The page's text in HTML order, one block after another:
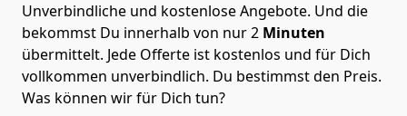
Unverbindliche und kostenlose Angebote. Und die
bekommst Du innerhalb von nur2 Minuten
übermittelt. Jede Offerte ist kostenlos und für Dich
vollkommen unverbindlich. Du bestimmst den Preis.
Was können wir für Dich tun?